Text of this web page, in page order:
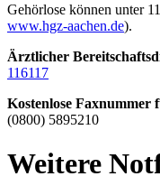
Gehörlose können unter
www.hgz-aachen.de).
Ärztlicher
116117
Kostenlose Faxnummer
(0800) 5895210
Weitere